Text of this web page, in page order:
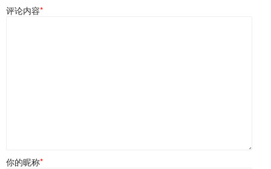
评论内容*
你的昵称*